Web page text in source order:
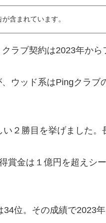
含まれています。
ラブ契約は2023年から
ウッド系はPingクラブ
い２勝目を挙げました。
賞金は１億円を超えシ
位。その成績で2023